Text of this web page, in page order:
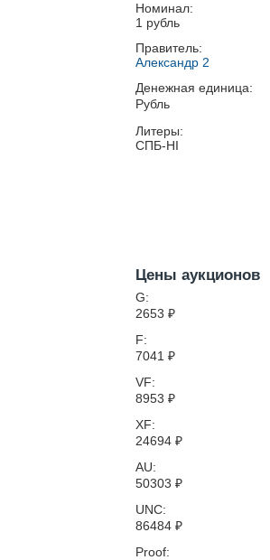
Номинал:
1 рубль
Правитель:
Александр 2
Денежная единица:
Рубль
Литеры:
СПБ-НІ
Цены аукционов
G:
2653 ₽
F:
7041 ₽
VF:
8953 ₽
XF:
24694 ₽
AU:
50303 ₽
UNC:
86484 ₽
Proof: